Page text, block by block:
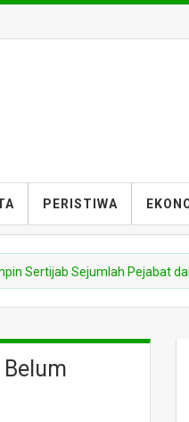
PERISTIWA
Pejabat dan Jajaran